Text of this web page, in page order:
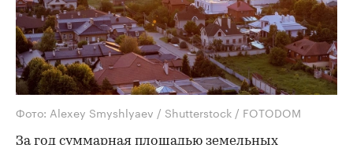
Фото: Alexey Smyshlyaev / Shutterstock / FOTODOM
За год суммарная площадью земельных